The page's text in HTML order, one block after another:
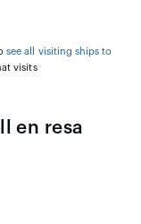
see all visiting ships to
visits
en resa